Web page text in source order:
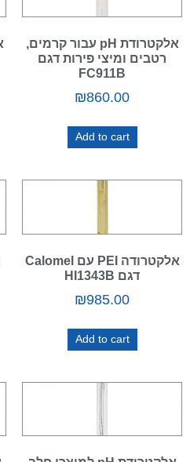
אלקטרודת pH עבור קרמים,
רטבים ומיצי פירות דגם
FC911B
₪860.00
Add to cart
אלקטרודה PEI עם Calomel
דגם HI1343B
₪985.00
Add to cart